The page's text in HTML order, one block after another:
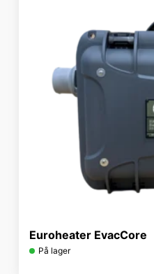
Euroheater EvacCore
På lager